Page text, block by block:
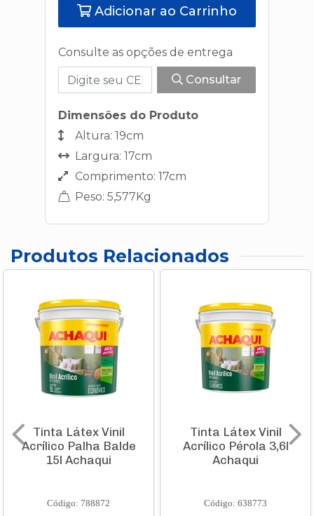
Adicionar ao Carrinho
Consulte as opções de entrega
Consultar
Dimensões do Produto
Altura: 19cm
Largura: 17cm
Comprimento: 17cm
Peso: 5,577Kg
Produtos Relacionados
Tinta Látex Vinil
Acrílico Palha Balde
15l Achaqui
Código: 788872
Tinta Látex Vinil
Acrílico Pérola 3,6l
Achaqui
Código: 638773